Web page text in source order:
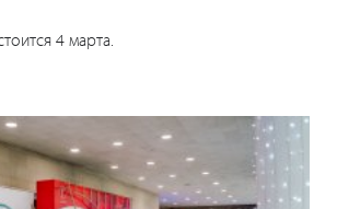
4 марта.